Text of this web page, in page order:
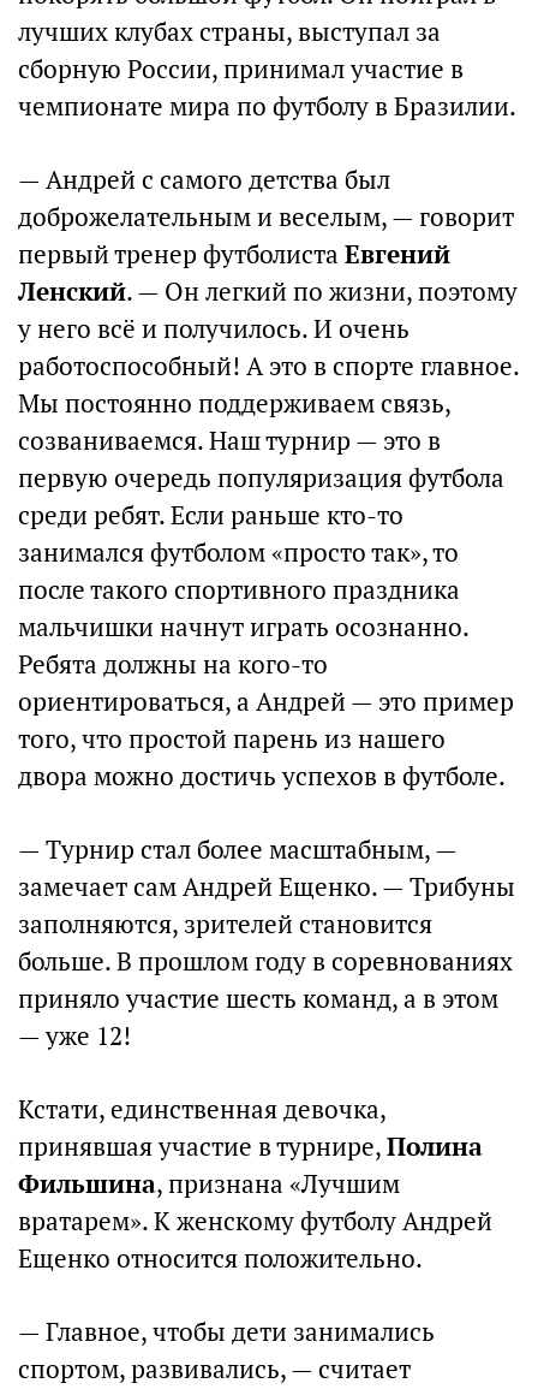
лучших клубах страны, выступал за
сборную России, принимал участие в
чемпионате мира по футболу в Бразилии.
— Андрей с самого детства был
доброжелательным и веселым, — говорит
первый тренер футболиста Евгений
Ленский. — Он легкий по жизни, поэтому
у него всё и получилось. И очень
работоспособный! А это в спорте главное.
Мы постоянно поддерживаем связь,
созваниваемся. Наш турнир — это в
первую очередь популяризация футбола
среди ребят. Если раньше кто-то
занимался футболом «просто так», то
после такого спортивного праздника
мальчишки начнут играть осознанно.
Ребята должны на кого-то
ориентироваться, а Андрей — это пример
того, что простой парень из нашего
двора можно достичь успехов в футболе.
— Турнир стал более масштабным, —
замечает сам Андрей Ещенко. — Трибуны
заполняются, зрителей становится
больше. В прошлом году в соревнованиях
приняло участие шесть команд, а в этом
— уже 12!
Кстати, единственная девочка,
принявшая участие в турнире,Полина
Фильшина, признана «Лучшим
вратарем». К женскому футболу Андрей
Ещенко относится положительно.
— Главное, чтобы дети занимались
спортом, развивались, — считает